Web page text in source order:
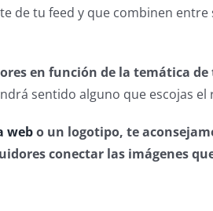
de tu feed y que combinen
en función de la temática de
sentido alguno que escojas
webo un logotipo, te
conectar las imágenes